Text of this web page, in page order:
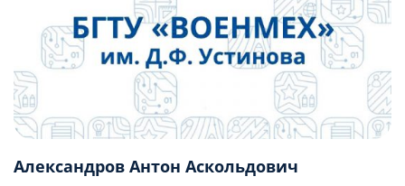
Александров Антон Аскольдович